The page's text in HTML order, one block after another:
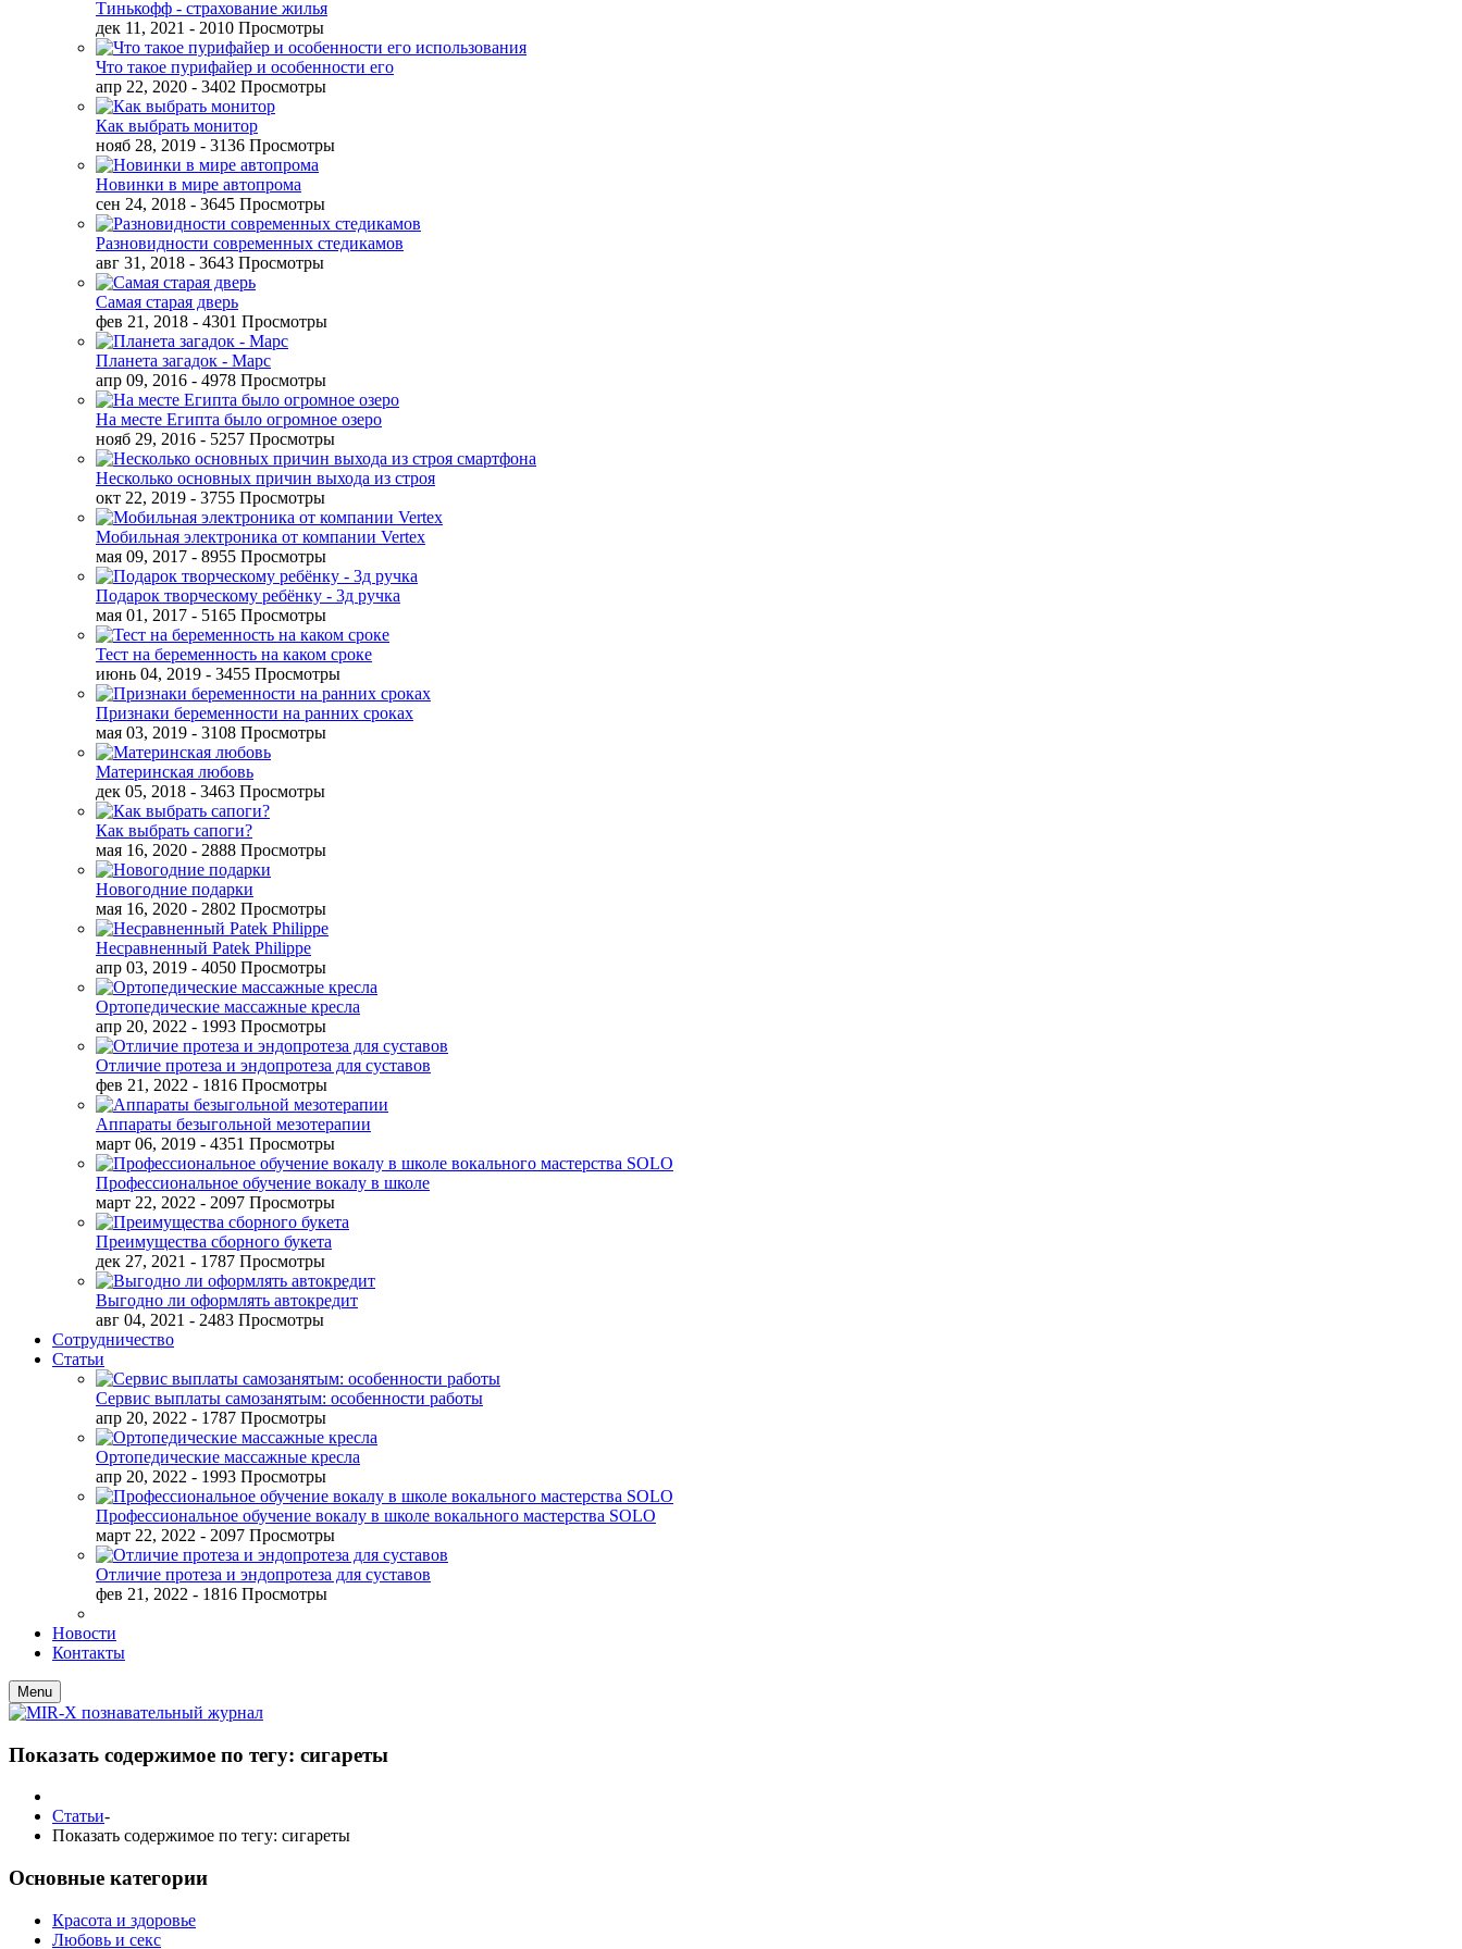
Тинькофф - страхование жилья
дек 11, 2021 - 2010 Просмотры
Что такое пурифайер и особенности его
апр 22, 2020 - 3402 Просмотры
Как выбрать монитор
нояб 28, 2019 - 3136 Просмотры
Новинки в мире автопрома
сен 24, 2018 - 3645 Просмотры
Разновидности современных стедикамов
авг 31, 2018 - 3643 Просмотры
Самая старая дверь
фев 21, 2018 - 4301 Просмотры
Планета загадок - Марс
апр 09, 2016 - 4978 Просмотры
На месте Египта было огромное озеро
нояб 29, 2016 - 5257 Просмотры
Несколько основных причин выхода из строя
окт 22, 2019 - 3755 Просмотры
Мобильная электроника от компании Vertex
мая 09, 2017 - 8955 Просмотры
Подарок творческому ребёнку - 3д ручка
мая 01, 2017 - 5165 Просмотры
Тест на беременность на каком сроке
июнь 04, 2019 - 3455 Просмотры
Признаки беременности на ранних сроках
мая 03, 2019 - 3108 Просмотры
Материнская любовь
дек 05, 2018 - 3463 Просмотры
Как выбрать сапоги?
мая 16, 2020 - 2888 Просмотры
Новогодние подарки
мая 16, 2020 - 2802 Просмотры
Несравненный Patek Philippe
апр 03, 2019 - 4050 Просмотры
Ортопедические массажные кресла
апр 20, 2022 - 1993 Просмотры
Отличие протеза и эндопротеза для суставов
фев 21, 2022 - 1816 Просмотры
Аппараты безыгольной мезотерапии
март 06, 2019 - 4351 Просмотры
Профессиональное обучение вокалу в школе
март 22, 2022 - 2097 Просмотры
Преимущества сборного букета
дек 27, 2021 - 1787 Просмотры
Выгодно ли оформлять автокредит
авг 04, 2021 - 2483 Просмотры
Сотрудничество
Статьи
Сервис выплаты самозанятым: особенности работы
апр 20, 2022 - 1787 Просмотры
Ортопедические массажные кресла
апр 20, 2022 - 1993 Просмотры
Профессиональное обучение вокалу в школе вокального мастерства SOLO
март 22, 2022 - 2097 Просмотры
Отличие протеза и эндопротеза для суставов
фев 21, 2022 - 1816 Просмотры
Новости
Контакты
Menu
Показать содержимое по тегу: сигареты
Статьи-
Показать содержимое по тегу: сигареты
Основные категории
Красота и здоровье
Любовь и секс